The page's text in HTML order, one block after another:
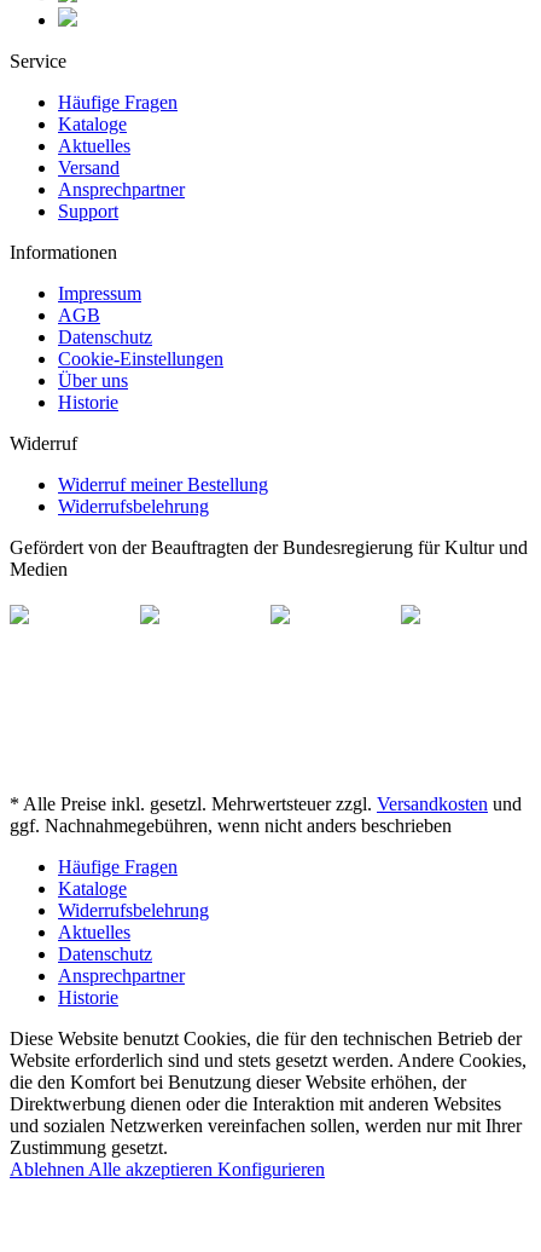
Service
Häufige Fragen
Kataloge
Aktuelles
Versand
Ansprechpartner
Support
Informationen
Impressum
AGB
Datenschutz
Cookie-Einstellungen
Über uns
Historie
Widerruf
Widerruf meiner Bestellung
Widerrufsbelehrung
Gefördert von der Beauftragten der Bundesregierung für Kultur und
Medien
* Alle Preise inkl. gesetzl. Mehrwertsteuer zzgl. Versandkosten und
ggf. Nachnahmegebühren, wenn nicht anders beschrieben
Häufige Fragen
Kataloge
Widerrufsbelehrung
Aktuelles
Datenschutz
Ansprechpartner
Historie
Diese Website benutzt Cookies, die für den technischen Betrieb der
Website erforderlich sind und stets gesetzt werden. Andere Cookies,
die den Komfort bei Benutzung dieser Website erhöhen, der
Direktwerbung dienen oder die Interaktion mit anderen Websites
und sozialen Netzwerken vereinfachen sollen, werden nur mit Ihrer
Zustimmung gesetzt.
Ablehnen Alle akzeptieren Konfigurieren